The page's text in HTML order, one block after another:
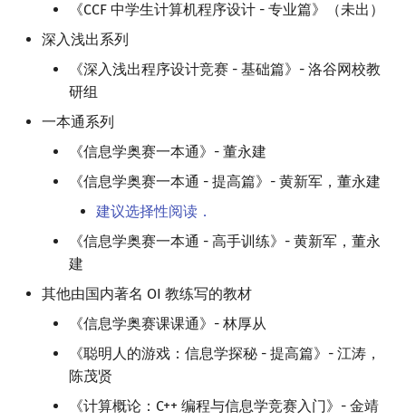
《CCF 中学生计算机程序设计 - 专业篇》（未出）
深入浅出系列
《深入浅出程序设计竞赛 - 基础篇》- 洛谷网校教
研组
一本通系列
《信息学奥赛一本通》- 董永建
《信息学奥赛一本通 - 提高篇》- 黄新军，董永建
建议选择性阅读．
《信息学奥赛一本通 - 高手训练》- 黄新军，董永
建
其他由国内著名 OI 教练写的教材
《信息学奥赛课课通》- 林厚从
《聪明人的游戏：信息学探秘 - 提高篇》- 江涛，
陈茂贤
《计算概论：C++ 编程与信息学竞赛入门》- 金靖